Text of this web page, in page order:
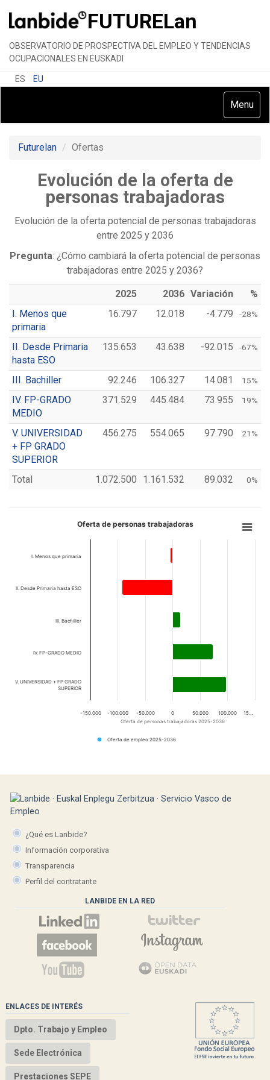
FUTURELan
OBSERVATORIO DE PROSPECTIVA DEL EMPLEO Y TENDENCIAS
OCUPACIONALES EN EUSKADI
ES EU
Toggle
Menu
Futurelan Ofertas
Evolución de la oferta de
personas trabajadoras
Evolución de la oferta potencial de personas trabajadoras
entre 2025 y 2036
Pregunta: ¿Cómo cambiará la oferta potencial de personas
trabajadoras entre 2025 y 2036?
2025 2036 Variación
%
I. Menos que
primaria
16.797 12.018 -4.779 -28%
II. Desde Primaria
hasta ESO
135.653 43.638 -92.015 -67%
III. Bachiller 92.246 106.327 14.081 15%
IV. FP-GRADO
MEDIO
371.529 445.484 73.955 19%
V. UNIVERSIDAD
+ FP GRADO
SUPERIOR
456.275 554.065 97.790 21%
Total 1.072.500 1.161.532 89.032 0%
Oferta de personas trabajadoras 2025-2036
Oferta de personas trabajadoras
Oferta de empleo 2025-2036
-150.000 -100.000 -50.000 0 50.000 100.000 15…
I. Menos que primaria
II. Desde Primaria hasta ESO
III. Bachiller
IV. FP-GRADO MEDIO
V. UNIVERSIDAD + FP GRADO
SUPERIOR
¿Qué es Lanbide?
Información corporativa
Transparencia
Perfil del contratante
LANBIDE EN LA RED
ENLACES DE INTERÉS
Dpto. Trabajo y Empleo
Sede Electrónica
Prestaciones SEPE